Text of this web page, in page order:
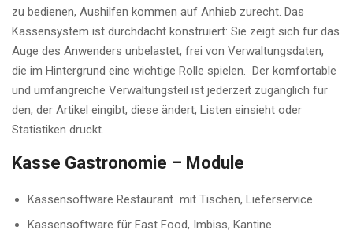
zu bedienen, Aushilfen kommen auf Anhieb zurecht. Das
Kassensystem ist durchdacht konstruiert: Sie zeigt sich für das
Auge des Anwenders unbelastet, frei von Verwaltungsdaten,
die im Hintergrund eine wichtige Rolle spielen. Der komfortable
und umfangreiche Verwaltungsteil ist jederzeit zugänglich für
den, der Artikel eingibt, diese ändert, Listen einsieht oder
Statistiken druckt.
Kasse Gastronomie – Module
Kassensoftware Restaurant mit Tischen, Lieferservice
Kassensoftware für Fast Food, Imbiss, Kantine